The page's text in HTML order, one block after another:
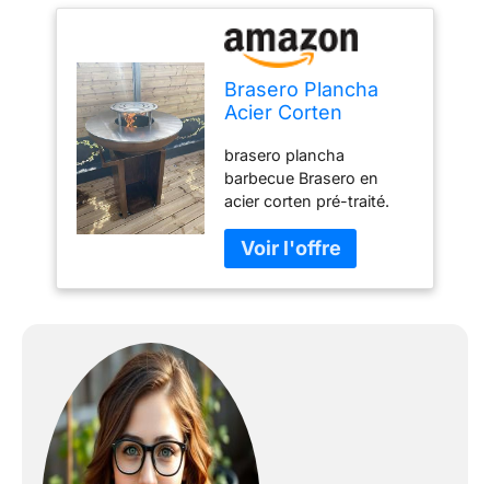
Brasero Plancha
Acier Corten
brasero plancha
barbecue Brasero en
acier corten pré-traité.
grille centrale d'une
épaisseur de 10 mm. La
cuve du foyer, avec sa
fond en acier corten.
l'ensemble sur roulettes